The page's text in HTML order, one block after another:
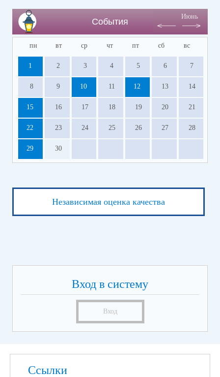
События
Июнь
пн вт ср чт пт сб вс
1 2 3 4 5 6 7
8 9 10 11 12 13 14
15 16 17 18 19 20 21
22 23 24 25 26 27 28
29 30
Независимая оценка качества
Вход в систему
Вход
Ссылки